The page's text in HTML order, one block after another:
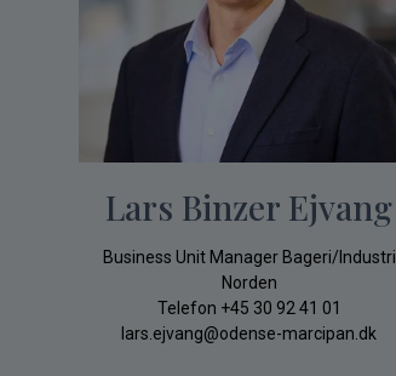
Lars Binzer Ejvang
Business Unit Manager Bageri/Industri
Norden
Telefon +45 30 92 41 01
lars.ejvang@odense-marcipan.dk